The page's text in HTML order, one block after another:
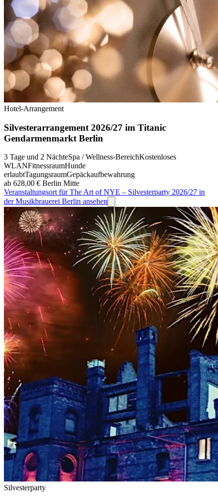
Hotel-Arrangement
Silvesterarrangement 2026/27 im Titanic
Gendarmenmarkt Berlin
3 Tage und 2 NächteSpa / Wellness-BereichKostenloses
WLANFitnessraumHunde
erlaubtTagungsraumGepäckaufbewahrung
ab 628,00 € Berlin Mitte
Veranstaltungsort für The Art of NYE – Silvesterparty 2026/27 in
der Musikbrauerei Berlin ansehen
Silvesterparty